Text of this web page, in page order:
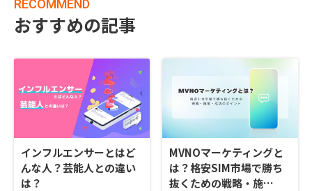
RECOMMEND
おすすめの記事
インフルエンサーとはど
んな人？芸能人との違い
は？
MVNOマーケティングと
は？格安SIM市場で勝ち
抜くための戦略・施…